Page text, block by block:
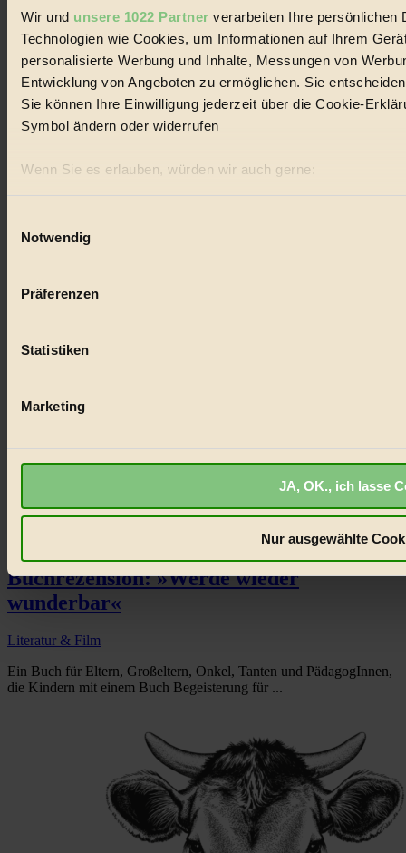
Wir und unsere 1022 Partner verarbeiten Ihre persönlichen
Technologien wie Cookies, um Informationen auf Ihrem
personalisierte Werbung und Inhalte, Messungen von
Entwicklung von Angeboten zu ermöglichen. Sie
Sie können Ihre Einwilligung jederzeit über die Cookie-
Symbol ändern oder widerrufen
Wenn Sie es erlauben, würden wir auch gerne:
Informationen über Ihre geografische Lage
Erfahren Sie mehr darüber, wie Ihre persönlichen Daten
Cookies, um etwa selbst anonymisierte Statistiken dazu
auszuspielen.
Notwendig
Präferenzen
Statistiken
Marketing
JA, OK., ich lasse
Nur ausgewählte
Als die Tiere den Truppenübungsplatz
verließen
Wie sollen sich Mensch und Wolf künftig die Natur teilen?...
Buchrezension: »Werde wieder
wunderbar«
Literatur & Film
Ein Buch für Eltern, Großeltern, Onkel, Tanten und PädagogInnen,
die Kindern mit einem Buch Begeisterung für ...